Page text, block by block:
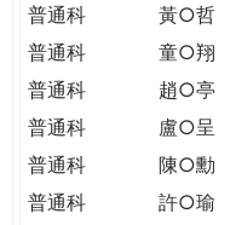
普通科
黃○哲
普通科
童○翔
普通科
趙○亭
普通科
盧○呈
普通科
陳○勳
普通科
許○瑜